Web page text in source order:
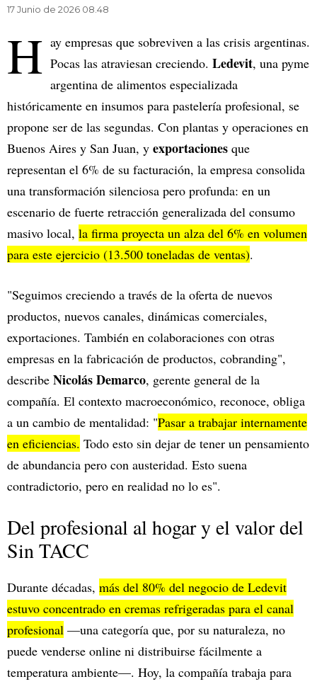
17 Junio de 2026 08.48
H ay empresas que sobreviven a las crisis argentinas.
Pocas las atraviesan creciendo. Ledevit, una pyme
argentina de alimentos especializada
históricamente en insumos para pastelería profesional, se
propone ser de las segundas. Con plantas y operaciones en
Buenos Aires y San Juan, y exportaciones que
representan el 6% de su facturación, la empresa consolida
una transformación silenciosa pero profunda: en un
escenario de fuerte retracción generalizada del consumo
masivo local, la firma proyecta un alza del 6% en volumen
para este ejercicio (13.500 toneladas de ventas).
"Seguimos creciendo a través de la oferta de nuevos
productos, nuevos canales, dinámicas comerciales,
exportaciones. También en colaboraciones con otras
empresas en la fabricación de productos, cobranding",
describe Nicolás Demarco, gerente general de la
compañía. El contexto macroeconómico, reconoce, obliga
a un cambio de mentalidad: "Pasar a trabajar internamente
en eficiencias. Todo esto sin dejar de tener un pensamiento
de abundancia pero con austeridad. Esto suena
contradictorio, pero en realidad no lo es".
Del profesional al hogar y el valor del
Sin TACC
Durante décadas, más del 80% del negocio de Ledevit
estuvo concentrado en cremas refrigeradas para el canal
profesional —una categoría que, por su naturaleza, no
puede venderse online ni distribuirse fácilmente a
temperatura ambiente—. Hoy, la compañía trabaja para